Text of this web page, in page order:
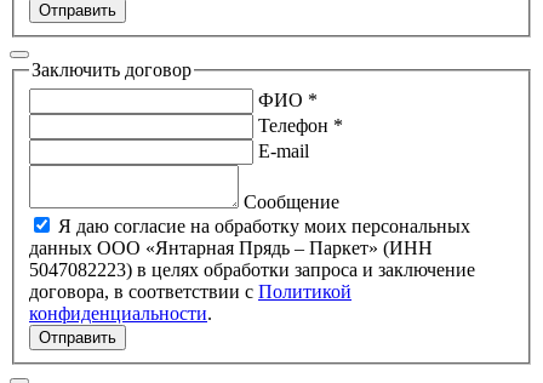
Отправить
Заключить договор
ФИО *
Телефон *
E-mail
Сообщение
Я даю согласие на обработку моих персональных
данных ООО «Янтарная Прядь – Паркет» (ИНН
5047082223) в целях обработки запроса и заключение
договора, в соответствии с Политикой
конфиденциальности.
Отправить